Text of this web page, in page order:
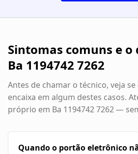
Sintomas comuns e o
Ba 1194742 7262
Antes de chamar o técnico, veja
encaixa em algum destes casos.
próprio em Ba 1194742 7262—
Quando o portão eletrônico